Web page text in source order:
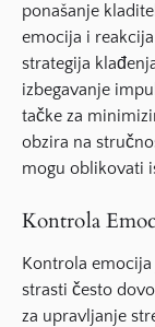
ponašanje
emocija i
strategija
izbegavanje
tačke za
obzira na
mogu oblikovati
Kontrola
Kontrola
strasti često
za upravljanje